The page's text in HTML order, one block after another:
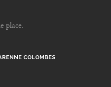
place.
COLOMBES